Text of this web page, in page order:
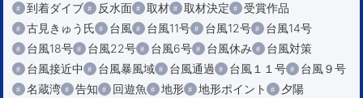
到着ダイブ
反水面 取材 取材決定
受賞作品
古見きゅう氏
台風 台風11号 台風12号
台風14号
台風18号
台風22号 台風6号 台風休み
台風対策
台風接近中
台風暴風域 台風通過 台風１１号
台風９号
名蔵湾
告知 回遊魚 地形 地形ポイント
夕陽